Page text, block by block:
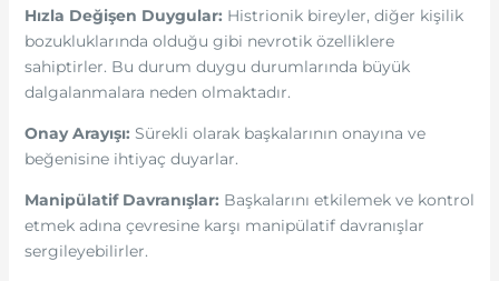
Hızla Değişen Duygular: Histrionik bireyler, diğer kişilik
bozukluklarında olduğu gibi nevrotik özelliklere
sahiptirler. Bu durum duygu durumlarında büyük
dalgalanmalara neden olmaktadır.
Onay Arayışı: Sürekli olarak başkalarının onayına ve
beğenisine ihtiyaç duyarlar.
Manipülatif Davranışlar: Başkalarını etkilemek ve kontrol
etmek adına çevresine karşı manipülatif davranışlar
sergileyebilirler.